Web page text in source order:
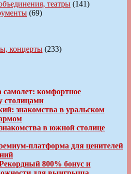
театры (141)
(69)
концерты (233)
комфортное
столицами
знакомства в уральском
в южной столице
платформа для ценителей
800% бонус и